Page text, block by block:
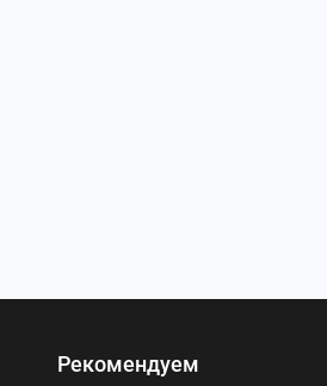
Рекомендуем